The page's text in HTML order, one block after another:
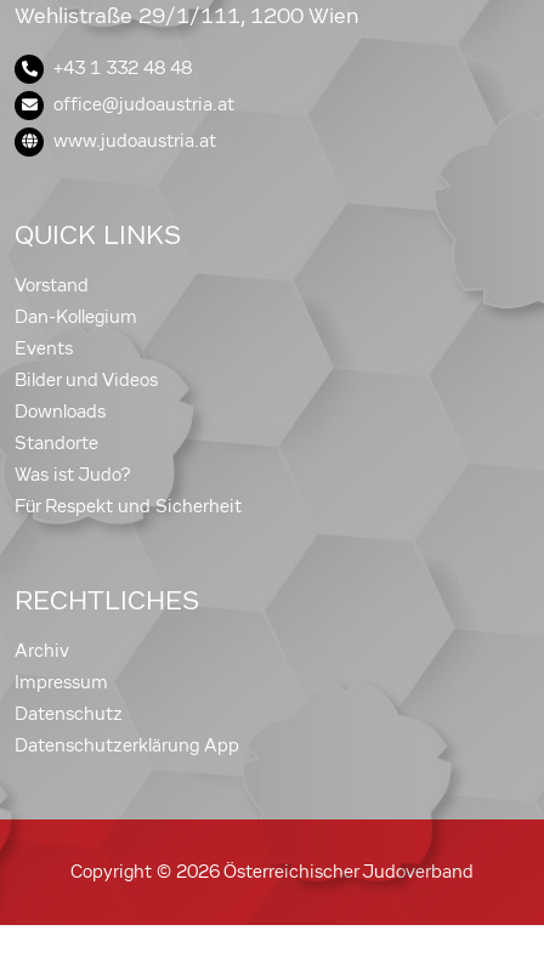
Wehlistraße 29/1/111, 1200 Wien
+43 1 332 48 48
office@judoaustria.at
www.judoaustria.at
QUICK LINKS
Vorstand
Dan-Kollegium
Events
Bilder und Videos
Downloads
Standorte
Was ist Judo?
Für Respekt und Sicherheit
RECHTLICHES
Archiv
Impressum
Datenschutz
Datenschutzerklärung App
Copyright © 2026 Österreichischer Judoverband